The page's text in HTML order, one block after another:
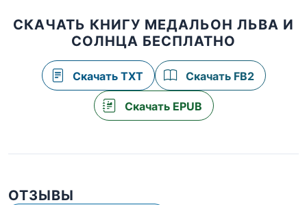
СКАЧАТЬ КНИГУ МЕДАЛЬОН ЛЬВА И
СОЛНЦА БЕСПЛАТНО
Скачать TXT Скачать FB2
Скачать EPUB
ОТЗЫВЫ